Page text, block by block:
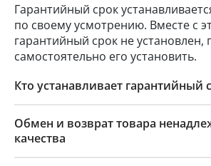
Гарантийный срок
по своему усмотрению. Вместе с
гарантийный срок не установлен,
самостоятельно его установить.
Кто устанавливает гарантийный
Обмен и возврат товара
качества